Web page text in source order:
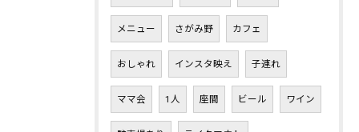
メニュー さがみ野 カフェ
おしゃれ インスタ映え 子連れ
ママ会 1人 座間 ビール ワイン